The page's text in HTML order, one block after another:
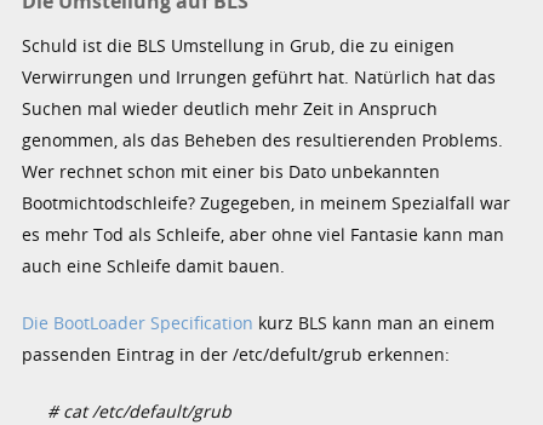
Schuld ist die BLS Umstellung in Grub, die zu einigen
Verwirrungen und Irrungen geführt hat. Natürlich hat das
Suchen mal wieder deutlich mehr Zeit in Anspruch
genommen, als das Beheben des resultierenden Problems.
Wer rechnet schon mit einer bis Dato unbekannten
Bootmichtodschleife? Zugegeben, in meinem Spezialfall war
es mehr Tod als Schleife, aber ohne viel Fantasie kann man
auch eine Schleife damit bauen.
Die BootLoader Specification kurz BLS kann man an einem
passenden Eintrag in der /etc/defult/grub erkennen:
# cat /etc/default/grub